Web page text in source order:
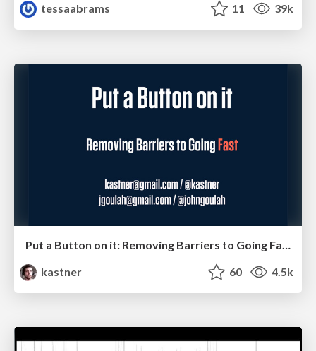
tessaabrams
11 39k
Put a Button on it: Removing Barriers to Going Fast.
kastner
60 4.5k